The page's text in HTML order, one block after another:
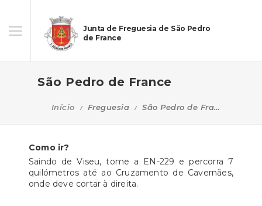
Junta de Freguesia de São Pedro
de France
São Pedro de France
Início Freguesia São Pedro de France
Como ir?
Saindo de Viseu, tome a EN-229 e percorra 7
quilómetros até ao Cruzamento de Cavernães,
onde deve cortar à direita.